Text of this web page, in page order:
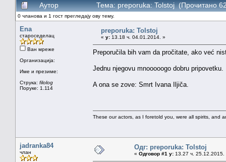
Аутор Тема: preporuka: Tolstoj (Прочитано
0 чланова и 1 гост прегледају ову тему.
Ena
староседелац
Ван мреже
Организација:
Име и презиме:
Струка: filolog
Поруке: 1.114
preporuka: Tolstoj
« у: 13.18 ч. 04.01.2014. »
Preporučila bih vam da pročitate, ako već
Jednu njegovu mnooooogo dobru pripovetku.
A ona se zove: Smrt Ivana Iljiča.
These our actors, as I foretold you, were all spirits, and
jadranka84
члан
Одг: preporuka: Tolstoj
« Одговор #1 у: 13.27 ч. 25.12.2015.